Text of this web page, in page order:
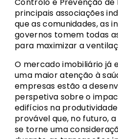
principais associações
que as comunidades, as
governos tomem todas
para maximizar a
O mercado imobiliário já
uma maior atenção à
empresas estão a
perspetiva sobre o
edifícios na
provável que, no futuro,
se torne uma